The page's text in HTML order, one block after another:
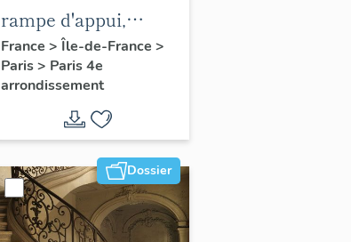
rampe d'appui,
escalier de la maison
à porte cochère (non
étudié)
France > Île-de-France >
Paris> Paris 4e
arrondissement
Dossier